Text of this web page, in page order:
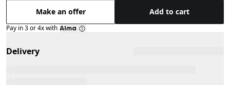
Make an offer Add to cart
Pay in 3 or 4x with
Delivery